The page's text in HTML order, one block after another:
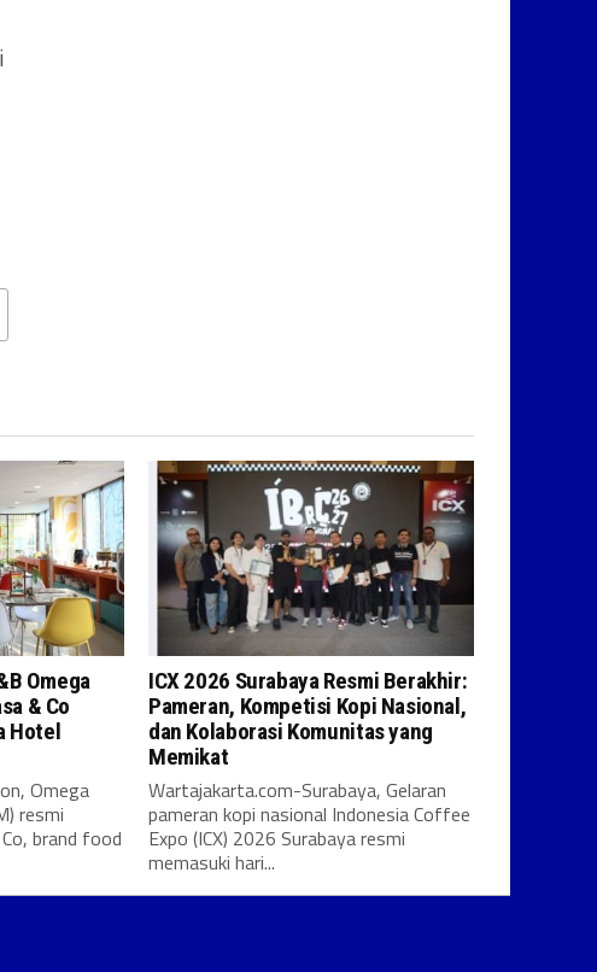
Omega
& Co
Hotel
Omega
resmi
brand food
ICX 2026 Surabaya Resmi Berakhir:
Pameran, Kompetisi Kopi Nasional,
dan Kolaborasi Komunitas yang
Memikat
Wartajakarta.com-Surabaya, Gelaran
pameran kopi nasional Indonesia Coffee
Expo (ICX) 2026 Surabaya resmi
memasuki hari...